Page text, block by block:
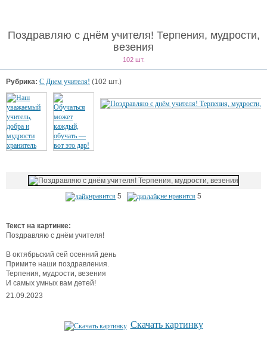
Поздравляю с днём учителя! Терпения, мудрости,
везения
102 шт.
Рубрика: С Днем учителя! (102 шт.)
нравится 5 не нравится 5
Текст на картинке:
Поздравляю с днём учителя!
В октябрьский сей осенний день
Примите наши поздравления.
Терпения, мудрости, везения
И самых умных вам детей!
21.09.2023
Скачать картинку